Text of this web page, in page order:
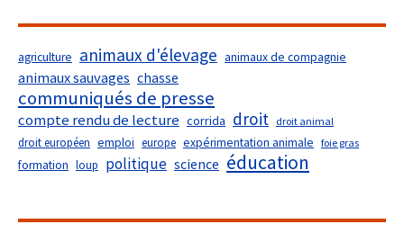
agriculture animaux d'élevage animaux de compagnie
animaux sauvages chasse
communiqués de presse
compte rendu de lecture corrida droit droit animal
droit européen emploi europe expérimentation animale foie gras
formation loup politique science éducation